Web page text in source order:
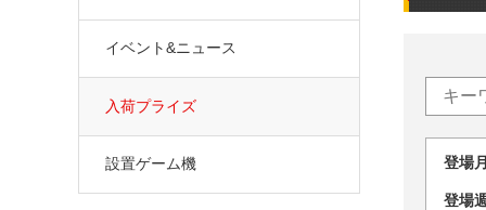
登
登
イベント&ニュース
入荷プライズ
設置ゲーム機